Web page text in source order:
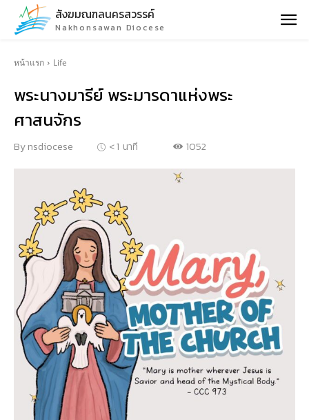
สังฆมณฑลนครสวรรค์
Nakhonsawan Diocese
หน้าแรก Life
พระนางมารีย์ พระมารดาแห่งพระ
ศาสนจักร
Bynsdiocese < 1 นาที 1052